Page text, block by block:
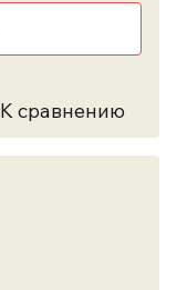
К сравнению